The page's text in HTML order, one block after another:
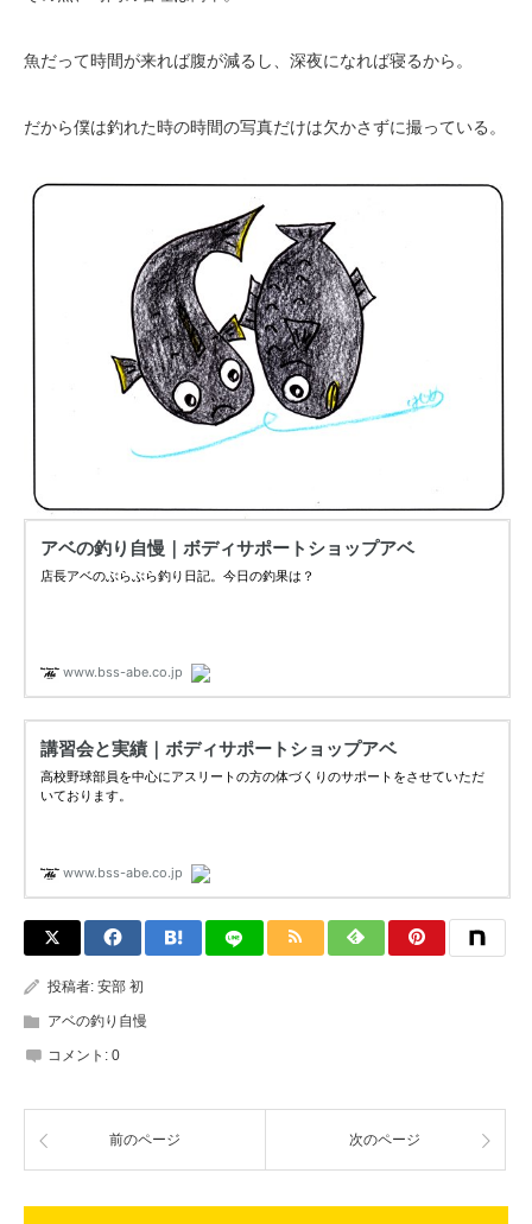
魚だって時間が来れば腹が減るし、深夜になれば寝るから。
だから僕は釣れた時の時間の写真だけは欠かさずに撮っている。
投稿者: 安部 初
アベの釣り自慢
コメント: 0
前のページ 次のページ